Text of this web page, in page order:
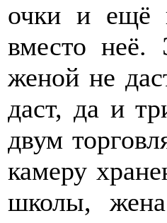
очки и ещё
вместо неё.
женой не
даст, да и
двум
камеру
школы,